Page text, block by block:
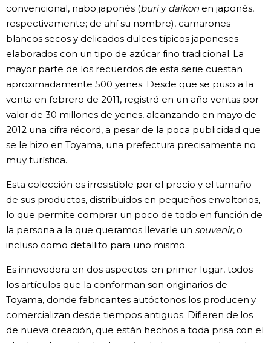
convencional, nabo japonés (buriy daikonen japonés,
respectivamente; de ahí su nombre), camarones
blancos secos y delicados dulces típicos japoneses
elaborados con un tipo de azúcar fino tradicional. La
mayor parte de los recuerdos de esta serie cuestan
aproximadamente 500 yenes. Desde que se puso a la
venta en febrero de 2011, registró en un año ventas por
valor de 30 millones de yenes, alcanzando en mayo de
2012 una cifra récord, a pesar de la poca publicidad que
se le hizo en Toyama, una prefectura precisamente no
muy turística.
Esta colección es irresistible por el precio y el tamaño
de sus productos, distribuidos en pequeños envoltorios,
lo que permite comprar un poco de todo en función de
la persona a la que queramos llevarle un souvenir, o
incluso como detallito para uno mismo.
Es innovadora en dos aspectos: en primer lugar, todos
los artículos que la conforman son originarios de
Toyama, donde fabricantes autóctonos los producen y
comercializan desde tiempos antiguos. Difieren de los
de nueva creación, que están hechos a toda prisa con el